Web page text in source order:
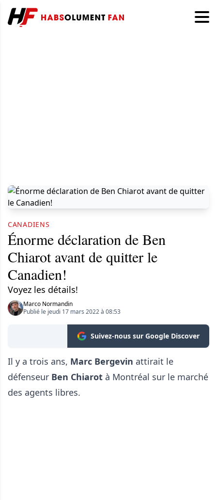
CANADIENS
Énorme déclaration de Ben
Chiarot avant de quitter le
Canadien!
Voyez les détails!
Marco Normandin
Publié le jeudi 17 mars 2022 à 08:53
Suivez-nous sur Google Discover
Il y a trois ans, Marc Bergevin attirait le
défenseur Ben Chiarot à Montréal sur le marché
des agents libres.